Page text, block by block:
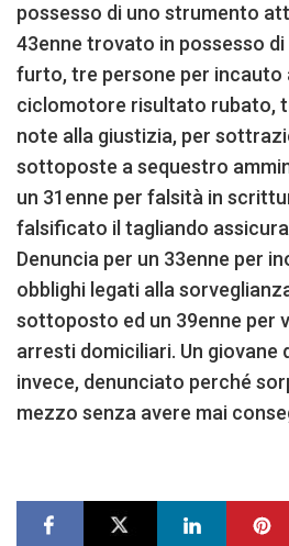
possesso di uno strumento
43enne trovato in possesso
furto, tre persone per incauto
ciclomotore risultato rubato,
note alla giustizia, per
sottoposte a sequestro
un 31enne per falsità in
falsificato il tagliando
Denuncia per un 33enne per
obblighi legati alla
sottoposto ed un 39enne per
arresti domiciliari. Un giovane
invece, denunciato perché
mezzo senza avere mai